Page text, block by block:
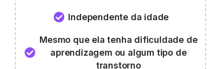
Independente da idade
Mesmo que ela tenha dificuldade de
aprendizagem ou algum tipo de
transtorno